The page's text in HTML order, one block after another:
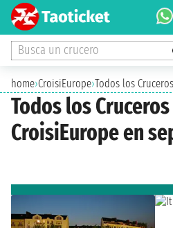
Busca un crucero
home›CroisiEurope›Todos los
Todos los
CroisiEurope en